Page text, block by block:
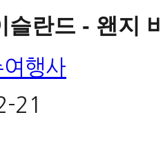
란드 - 왠지
행사
21